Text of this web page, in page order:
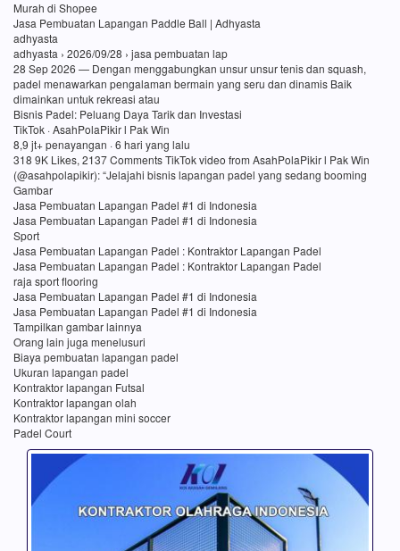
Murah di Shopee
Jasa Pembuatan Lapangan Paddle Ball | Adhyasta
adhyasta
adhyasta › 2026/09/28 › jasa pembuatan lap
28 Sep 2026 — Dengan menggabungkan unsur unsur tenis dan squash,
padel menawarkan pengalaman bermain yang seru dan dinamis Baik
dimainkan untuk rekreasi atau
Bisnis Padel: Peluang Daya Tarik dan Investasi
TikTok · AsahPolaPikir l Pak Win
8,9 jt+ penayangan · 6 hari yang lalu
318 9K Likes, 2137 Comments TikTok video from AsahPolaPikir l Pak Win
(@asahpolapikir): “Jelajahi bisnis lapangan padel yang sedang booming
Gambar
Jasa Pembuatan Lapangan Padel #1 di Indonesia
Jasa Pembuatan Lapangan Padel #1 di Indonesia
Sport
Jasa Pembuatan Lapangan Padel : Kontraktor Lapangan Padel
Jasa Pembuatan Lapangan Padel : Kontraktor Lapangan Padel
raja sport flooring
Jasa Pembuatan Lapangan Padel #1 di Indonesia
Jasa Pembuatan Lapangan Padel #1 di Indonesia
Tampilkan gambar lainnya
Orang lain juga menelusuri
Biaya pembuatan lapangan padel
Ukuran lapangan padel
Kontraktor lapangan Futsal
Kontraktor lapangan olah
Kontraktor lapangan mini soccer
Padel Court